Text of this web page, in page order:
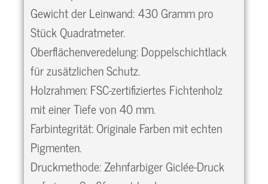
Gewicht der Leinwand: 430 Gramm pro
Stück Quadratmeter.
Oberflächenveredelung: Doppelschichtlack
für zusätzlichen Schutz.
Holzrahmen: FSC-zertifiziertes Fichtenholz
mit einer Tiefe von 40 mm.
Farbintegrität: Originale Farben mit echten
Pigmenten.
Druckmethode: Zehnfarbiger Giclée-Druck